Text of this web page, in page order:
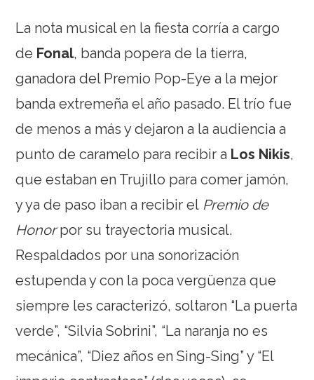
La nota musical en la fiesta corría a cargo
de Fonal, banda popera de la tierra,
ganadora del Premio Pop-Eye a la mejor
banda extremeña el año pasado. El trío fue
de menos a más y dejaron a la audiencia a
punto de caramelo para recibir a Los Nikis,
que estaban en Trujillo para comer jamón,
y ya de paso iban a recibir el Premio de
Honorpor su trayectoria musical.
Respaldados por una sonorización
estupenda y con la poca vergüenza que
siempre les caracterizó, soltaron “La puerta
verde”, “Silvia Sobrini”, “La naranja no es
mecánica”, “Diez años en Sing-Sing” y “El